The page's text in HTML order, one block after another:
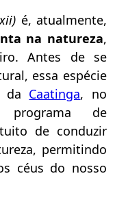
é, atualmente,
na natureza,
Antes de se
essa espécie
da Caatinga, no
programa de
de conduzir
permitindo
céus do nosso